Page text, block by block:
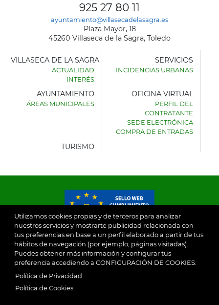
Utilizamos cookies propias y de terceros para analizar
nuestros servicios y mostrarte publicidad relacionada con
tus preferencias en base a un perfil elaborado a partir de tus
hábitos de navegación (por ejemplo, páginas visitadas).
Puedes obtener más información y configurar tus
preferencia accediendo a CONFIGURACIÓN DE COOKIES.
Política de Privacidad
Política de Cookies
925 27 80 11
ayuntamiento@villasecadelasagra.es
Plaza Mayor, 18
45260 Villaseca de la Sagra, Toledo
AYUNTAMIENTO
VILLASECA DE LA SAGRA
ACTUALIDAD
INTERÉS
SERVICIOS
INCIDENCIAS URBANAS
AYUNTAMIENTO
ÁREAS MUNICIPALES
OFICINA VIRTUAL
PERFIL DEL
CONTRATANTE
SEDE ELECTRÓNICA
COMPRA DE ENTRADAS
TURISMO
© 2026
Ayuntamiento de Villaseca de la Sagra Aviso Legal